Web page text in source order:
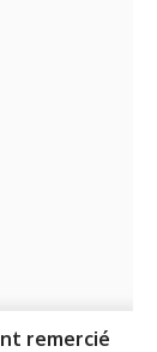
remercié